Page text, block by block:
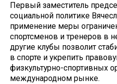
Первый заместитель
социальной политике
применение меры
спортсменов и тренеров в
другие клубы позволит
в спорте и укрепить
физкультурно-спортивных
международном рынке.